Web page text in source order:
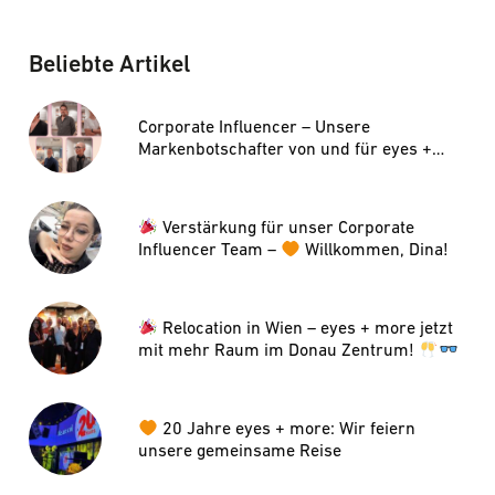
Beliebte Artikel
Corporate Influencer – Unsere
Markenbotschafter von und für eyes +
Verstärkung für unser Corporate
Influencer Team –
Willkommen, Dina!
Relocation in Wien – eyes + more jetzt
mit mehr Raum im Donau Zentrum!
20 Jahre eyes + more: Wir feiern
unsere gemeinsame Reise